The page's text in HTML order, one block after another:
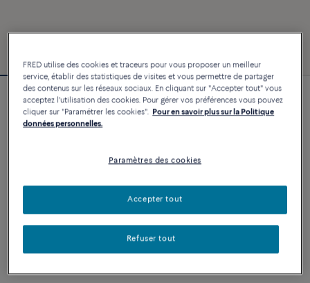
Bracelet Force 10
9 320 €
AJOUTER AU PANIER
Disponibilité en boutique
FRED utilise des cookies et traceurs pour vous proposer un meilleur
service, établir des statistiques de visites et vous permettre de partager
des contenus sur les réseaux sociaux. En cliquant sur "Accepter tout" vous
acceptez l'utilisation des cookies. Pour gérer vos préférences vous pouvez
cliquer sur "Paramétrer les cookies". Pour en savoir plus sur la Politique
données personnelles.
Paramètres des cookies
Refuser tout
Accepter tout